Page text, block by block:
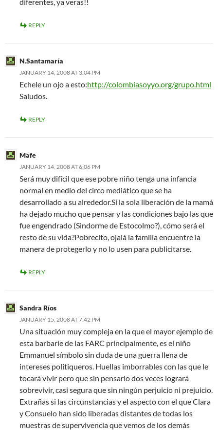
REPLY
N.Santamaría
JANUARY 14, 2008 AT 3:04 PM
Echele un ojo a esto:http://colombiasoyyo.org/grupo.html
Saludos.
REPLY
Mafe
JANUARY 14, 2008 AT 6:06 PM
Será muy difícil que ese pobre niño tenga una infancia
normal en medio del circo mediático que se ha
desarrollado a su alrededor.Si la sola liberación de la mamá
ha dejado mucho que pensar y las condiciones bajo las que
fue engendrado (Sindorme de Estocolmo?), cómo será el
resto de su vida?Pobrecito, ojalá la familia encuentre la
manera de protegerlo y no lo usen para publicitarse.
REPLY
Sandra Ríos
JANUARY 15, 2008 AT 7:42 PM
Una situación muy compleja en la que el mayor ejemplo de
esta barbarie de las FARC principalmente, es el niño
Emmanuel símbolo sin duda de una guerra llena de
intereses politiqueros. Huellas imborrables con las que le
tocará vivir pero que sin pensarlo dos veces logrará
sobrevivir, casi segura que sin ningún perjuicio ni prejuicio.
Extrañas si las circunstancias y el aspecto con el que Clara
y Consuelo han sido liberadas distantes de todas los
muestras de supervivencia que vemos de los demás